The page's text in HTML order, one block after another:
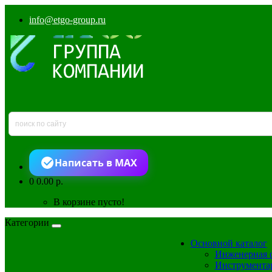
info@etgo-group.ru
Написать в MAX
00.00 р.
В корзине пусто!
Категории
Основной каталог
Инженерная